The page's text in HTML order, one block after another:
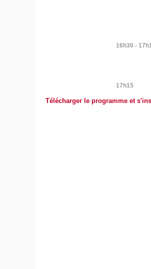
16h30 -
17h15
Télécharger le programme et